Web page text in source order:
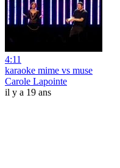
4:11
karaoke mime vs muse
Carole Lapointe
il y a 19 ans